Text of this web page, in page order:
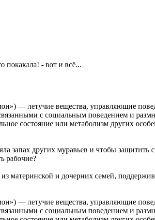
покакала! - вот и всё...
— летучие вещества, управляющие
с социальным поведением и
состояние или метаболизм других
запах других муравьев и чтобы защитить
рабочие?
материнской и дочерних семей,
— летучие вещества, управляющие
с социальным поведением и